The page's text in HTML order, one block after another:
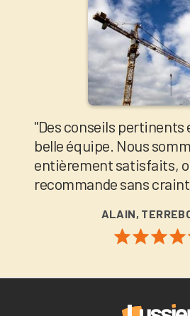
"Des conseils pertinents
belle équipe. Nous
entièrement satisfaits,
recommande sans
ALAIN,